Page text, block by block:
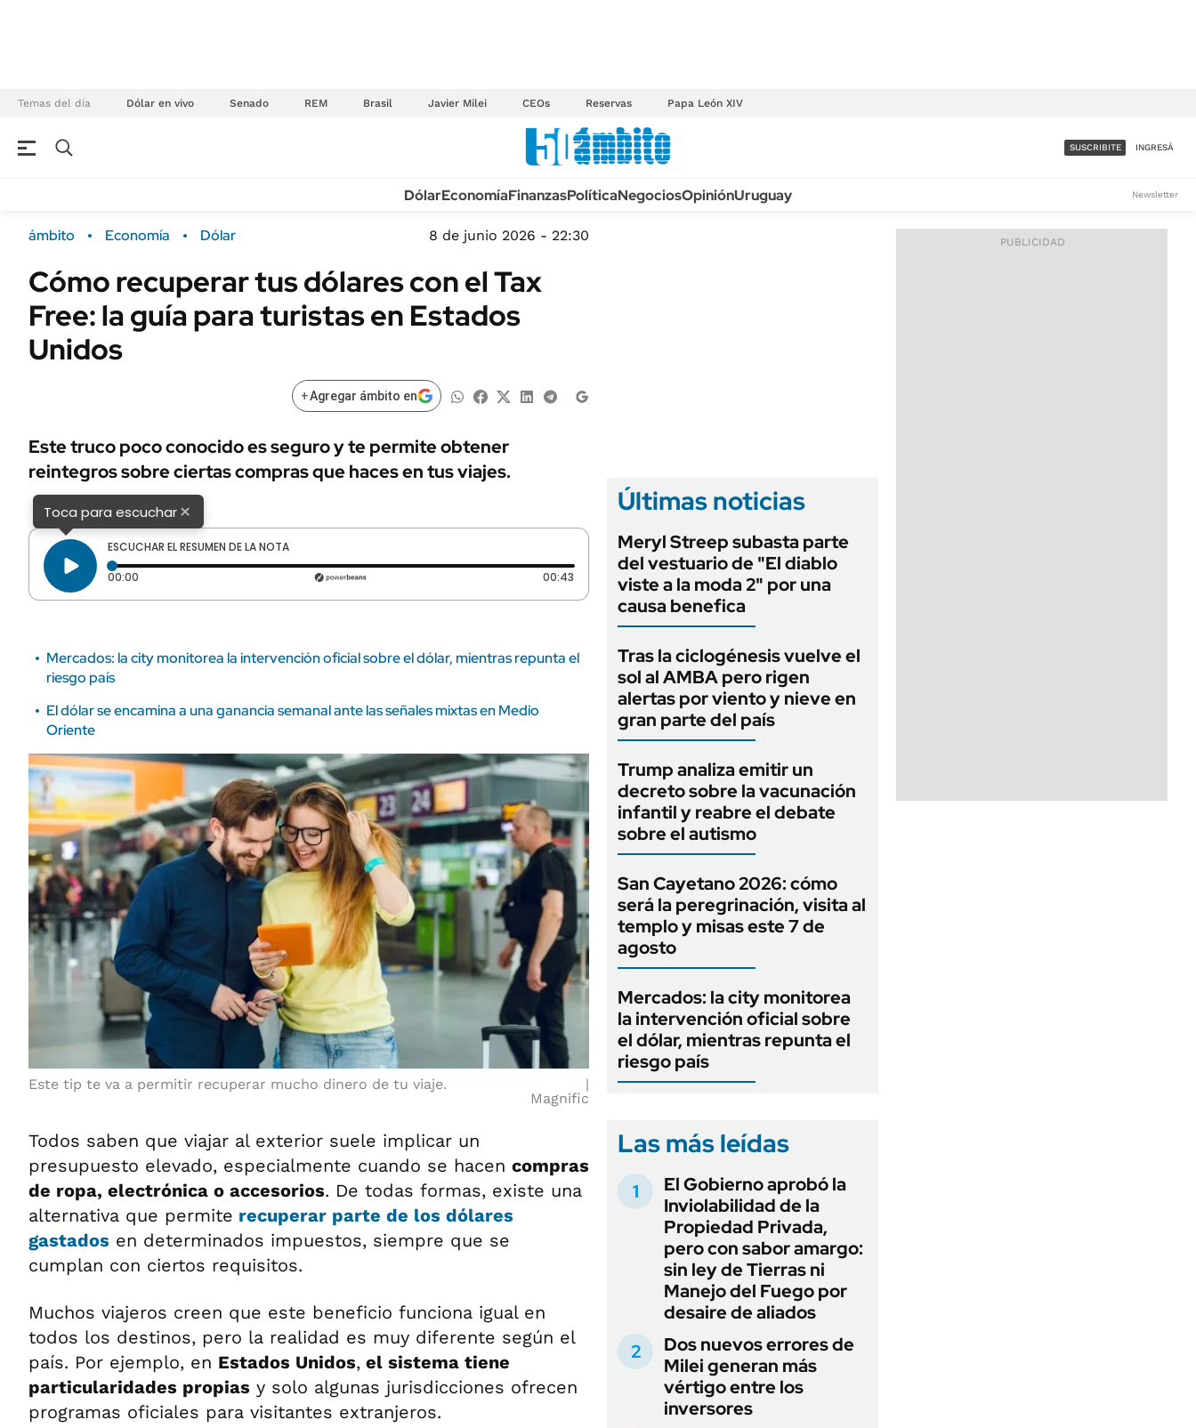
Temas del día Dólar en vivo Senado REM Brasil Javier Milei CEOs Reservas Papa León XIV
Campo
FINANZAS
Dólar
Sustentabilidad
URUGUAY
TECNOLOGÍA
MÉXICO
MUNDO
INFORMACIÓN GENERAL
AUTOS
ACCESO FULL - $1.800/MES
SUSCRIBITE INGRESÁ
DólarEconomíaFinanzasPolíticaNegociosOpiniónUruguay Newsletter
ámbito Economía Dólar 8 de junio 2026 - 22:30
Cómo recuperar tus dólares con el Tax
Free: la guía para turistas en Estados
Unidos
+Agregar ámbito en
Este truco poco conocido es seguro y te permite obtener
reintegros sobre ciertas compras que haces en tus viajes.
Toca para escuchar×
ESCUCHAR EL RESUMEN DE LA NOTA
00:00 Tiempo transcurrido: 0 segundos 00:43 Duración: 43 segundos
Mercados: la city monitorea la intervención oficial sobre el dólar, mientras repunta el
riesgo país
El dólar se encamina a una ganancia semanal ante las señales mixtas en Medio
Oriente
Este tip te va a permitir recuperar mucho dinero de tu viaje.
Magnific
Todos saben que viajar al exterior suele implicar un
presupuesto elevado, especialmente cuando se hacen compras
de ropa, electrónica o accesorios. De todas formas, existe una
alternativa que permite recuperar parte de los dólares
gastados en determinados impuestos, siempre que se
cumplan con ciertos requisitos.
Muchos viajeros creen que este beneficio funciona igual en
todos los destinos, pero la realidad es muy diferente según el
país. Por ejemplo, en Estados Unidos, el sistema tiene
particularidades propias y solo algunas jurisdicciones ofrecen
programas oficiales para visitantes extranjeros.
Últimas noticias
Meryl Streep subasta parte
del vestuario de "El diablo
viste a la moda 2" por una
causa benefica
Tras la ciclogénesis vuelve el
sol al AMBA pero rigen
alertas por viento y nieve en
gran parte del país
Trump analiza emitir un
decreto sobre la vacunación
infantil y reabre el debate
sobre el autismo
San Cayetano 2026: cómo
será la peregrinación, visita al
templo y misas este 7 de
agosto
Mercados: la city monitorea
la intervención oficial sobre
el dólar, mientras repunta el
riesgo país
Las más leídas
El Gobierno aprobó la
Inviolabilidad de la
Propiedad Privada,
pero con sabor amargo:
sin ley de Tierras ni
Manejo del Fuego por
desaire de aliados
Dos nuevos errores de
Milei generan más
vértigo entre los
inversores